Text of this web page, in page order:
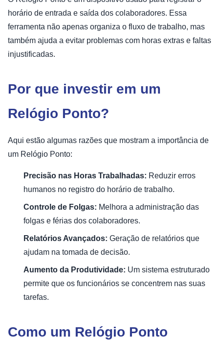
horário de entrada e saída dos colaboradores. Essa
ferramenta não apenas organiza o fluxo de trabalho, mas
também ajuda a evitar problemas com horas extras e faltas
injustificadas.
Por que investir em um
Relógio Ponto?
Aqui estão algumas razões que mostram a importância de
um Relógio Ponto:
Precisão nas Horas Trabalhadas: Reduzir erros
humanos no registro do horário de trabalho.
Controle de Folgas: Melhora a administração das
folgas e férias dos colaboradores.
Relatórios Avançados: Geração de relatórios que
ajudam na tomada de decisão.
Aumento da Produtividade: Um sistema estruturado
permite que os funcionários se concentrem nas suas
tarefas.
Como um Relógio Ponto